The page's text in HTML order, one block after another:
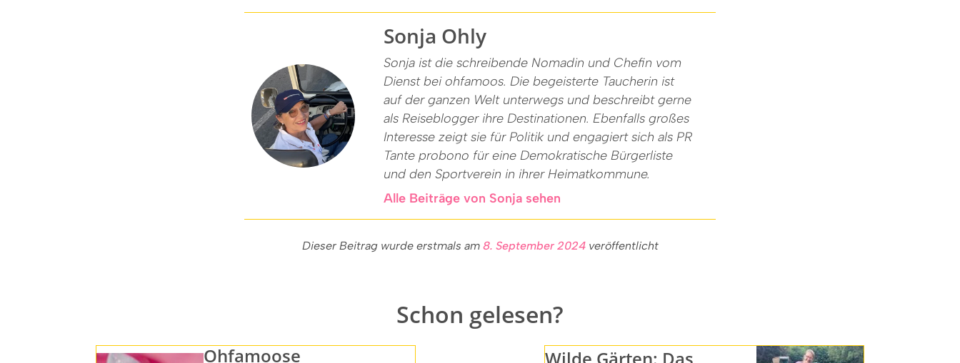
Sonja Ohly
Sonja ist die schreibende Nomadin und Chefin vom
Dienst bei ohfamoos. Die begeisterte Taucherin ist
auf der ganzen Welt unterwegs und beschreibt gerne
als Reiseblogger ihre Destinationen. Ebenfalls großes
Interesse zeigt sie für Politik und engagiert sich als PR
Tante probono für eine Demokratische Bürgerliste
und den Sportverein in ihrer Heimatkommune.
Alle Beiträge von Sonja sehen
Dieser Beitrag wurde erstmals am 8. September 2024veröffentlicht
Schon gelesen?
Ohfamoose